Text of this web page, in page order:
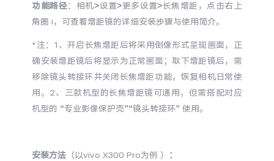
X300 Pro X300
Y6 Y60
iQOO Z11 iQOO Z11x
vivo 头戴降噪耳机 vivo TWS 5e
功能路径：相机>设置>更多设置>长焦增距，点击右上
角圈 i，可查看增距镜的详细安装步骤与使用简介。
*注：1、开启长焦增距后将采用倒像形式呈现画面，正
确安装增距镜后将显示为正常画面；取下增距镜后，需
移除镜头转接环并关闭长焦增距功能，恢复相机日常使
用。2、三款机型的长焦增距镜可通用，但需搭配对应
机型的 “专业影像保护壳”“镜头转接环” 使用。
安装方法 （以vivo X300 Pro为例 ） ：